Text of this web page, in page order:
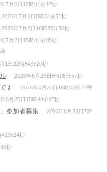
年7月6日15時41分17秒
2026年7月3日8時31分51秒
2026年7月2日16時20分30秒
年7月2日15時41分05秒
1日22時54分20秒
2026年6月26日9時05分57秒
す 2026年6月25日16時05分27秒
年6月25日15時48分07秒
参加者募集
2026年6月23日7時
41分24秒
秒